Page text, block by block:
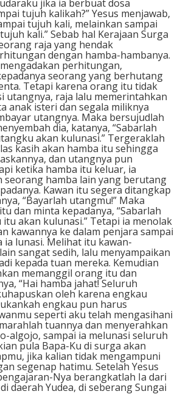
jika ia berbuat dosa
tujuh kalikah?” Yesus menjawab,
tujuh kali, melainkan sampai
kali.” Sebab hal Kerajaan Surga
raja yang hendak
dengan hamba-hambanya.
perhitungan,
seorang yang berhutang
Tetapi karena orang itu tidak
utangnya, raja lalu memerintahkan
anak isteri dan segala miliknya
utangnya. Maka bersujudlah
dia, katanya, “Sabarlah
akan kulunasi.” Tergeraklah
kasih akan hamba itu sehingga
dan utangnya pun
ketika hamba itu keluar, ia
seorang hamba lain yang berutang
Kawan itu segera ditangkap
“Bayarlah utangmu!” Maka
dan minta kepadanya, “Sabarlah
akan kulunasi.” Tetapi ia menolak
kawannya ke dalam penjara sampai
ia lunasi. Melihat itu kawan-
sangat sedih, lalu menyampaikan
kepada tuan mereka. Kemudian
memanggil orang itu dan
“Hai hamba jahat! Seluruh
oleh karena engkau
engkau pun harus
seperti aku telah mengasihani
tuannya dan menyerahkan
algojo, sampai ia melunasi seluruh
pula Bapa-Ku di surga akan
jika kalian tidak mengampuni
segenap hatimu. Setelah Yesus
Nya berangkatlah Ia dari
daerah Yudea, di seberang Sungai